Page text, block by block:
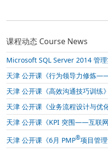
课程动态 Course News
Microsoft SQL Server 2014 管
天津 公开课《行为领导力修炼
天津 公开课《高效沟通技巧训练》
天津 公开课《业务流程设计与优
天津 公开课《KPI 突围——互联网
天津 公开课《6月 PMP®项目管